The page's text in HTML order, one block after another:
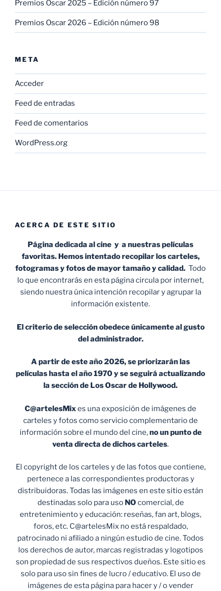
Premios Oscar 2025 – Edición número 97
Premios Oscar 2026 – Edición número 98
META
Acceder
Feed de entradas
Feed de comentarios
WordPress.org
ACERCA DE ESTE SITIO
Página dedicada al cine y a nuestras películas
favoritas. Hemos intentado recopilar los carteles,
fotogramas y fotos de mayor tamaño y calidad. Todo
lo que encontrarás en esta página circula por internet,
siendo nuestra única intención recopilar y agrupar la
información existente.
El criterio de selección obedece únicamente al gusto
del administrador.
A partir de este año 2026, se priorizarán las
películas hasta el año 1970 y se seguirá actualizando
la sección de Los Oscar de Hollywood.
C@artelesMixes una exposición de imágenes de
carteles y fotos como servicio complementario de
información sobre el mundo del cine,no un punto de
venta directa de dichos carteles.
El copyright de los carteles y de las fotos que contiene,
pertenece a las correspondientes productoras y
distribuidoras. Todas las imágenes en este sitio están
destinadas solo para uso NO comercial, de
entretenimiento y educación: reseñas, fan art, blogs,
foros, etc. C@artelesMix no está respaldado,
patrocinado ni afiliado a ningún estudio de cine. Todos
los derechos de autor, marcas registradas y logotipos
son propiedad de sus respectivos dueños. Este sitio es
solo para uso sin fines de lucro / educativo. El uso de
imágenes de esta página para hacer y / o vender